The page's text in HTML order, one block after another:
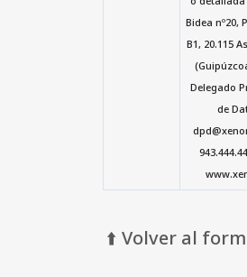
Bidea nº20,
B1, 20.115
Delegado
de
⬆️ Volver al